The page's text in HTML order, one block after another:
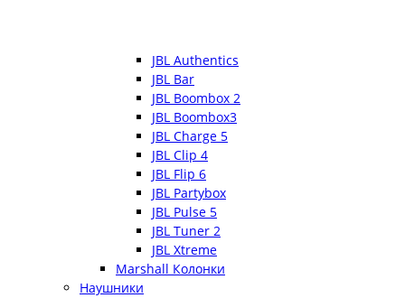
JBL Authentics
JBL Bar
JBL Boombox 2
JBL Boombox3
JBL Charge 5
JBL Clip 4
JBL Flip 6
JBL Partybox
JBL Pulse 5
JBL Tuner 2
JBL Xtreme
Marshall Колонки
Наушники